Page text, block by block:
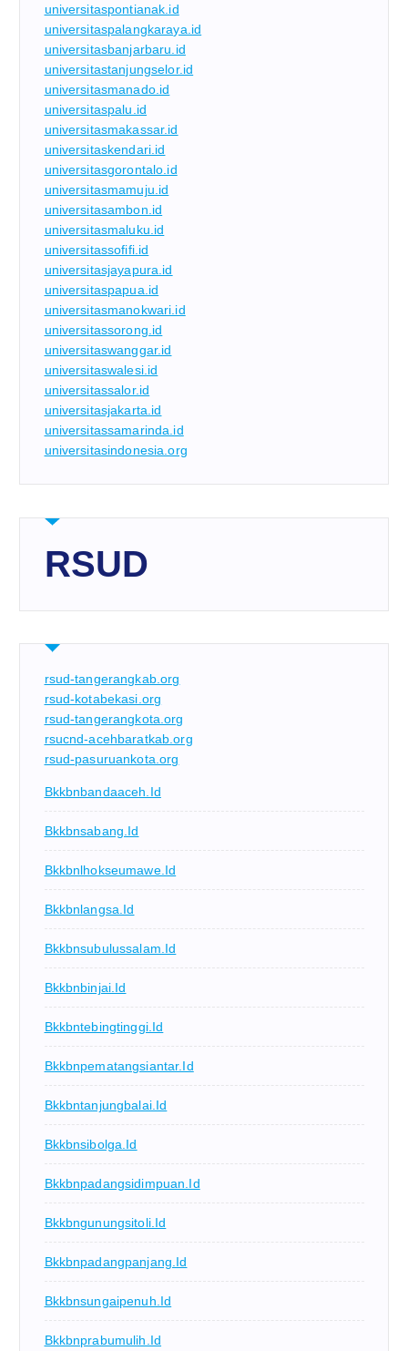
universitaspontianak.id
universitaspalangkaraya.id
universitasbanjarbaru.id
universitastanjungselor.id
universitasmanado.id
universitaspalu.id
universitasmakassar.id
universitaskendari.id
universitasgorontalo.id
universitasmamuju.id
universitasambon.id
universitasmaluku.id
universitassofifi.id
universitasjayapura.id
universitaspapua.id
universitasmanokwari.id
universitassorong.id
universitaswanggar.id
universitaswalesi.id
universitassalor.id
universitasjakarta.id
universitassamarinda.id
universitasindonesia.org
RSUD
rsud-tangerangkab.org
rsud-kotabekasi.org
rsud-tangerangkota.org
rsucnd-acehbaratkab.org
rsud-pasuruankota.org
Bkkbnbandaaceh.id
Bkkbnsabang.id
Bkkbnlhokseumawe.id
Bkkbnlangsa.id
Bkkbnsubulussalam.id
Bkkbnbinjai.id
Bkkbntebingtinggi.id
Bkkbnpematangsiantar.id
Bkkbntanjungbalai.id
Bkkbnsibolga.id
Bkkbnpadangsidimpuan.id
Bkkbngunungsitoli.id
Bkkbnpadangpanjang.id
Bkkbnsungaipenuh.id
Bkkbnprabumulih.id